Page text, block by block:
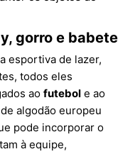
gorro e babete
esportiva de lazer,
todos eles
ao futebol e ao
de algodão europeu
pode incorporar o
à equipe,